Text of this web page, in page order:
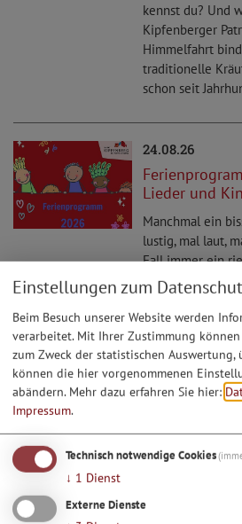
kennst du? Und
Kipfenberger
Himmelfahrt
traditionelle
schon seit
24.08.26
Lieder und
Manchmal ein
lustig, mal laut,
Fall immer ein
schonmal "Sepp,
gesungen oder
vom singen eine
wir traditionelle
Anmeldung bei
welche
Einstellungen zum
Beim Besuch unserer Website werden
verarbeitet. Mit Ihrer Zustimmung können
zum Zweck der statistischen Auswertung,
können die hier vorgenommenen
abändern. Mehr dazu erfahren Sie hier:
Impressum.
Technisch notwendige Cookies
↓ 1 Dienst
Externe Dienste